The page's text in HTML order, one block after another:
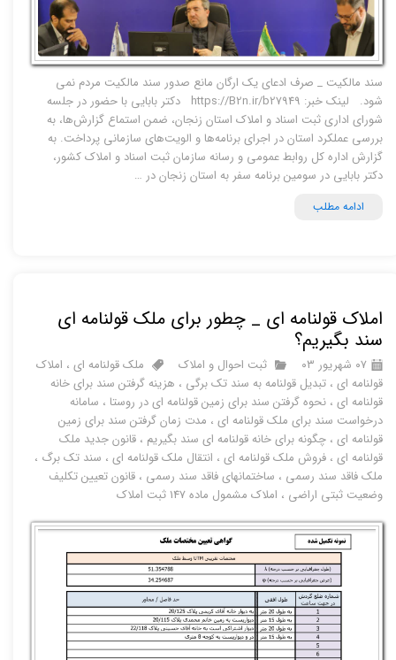
سند مالکیت _ صرف ادعای یک ارگان مانع صدور سند مالکیت مردم نمی
شود. لینک خبر: https://B2n.ir/b27949 دکتر بابایی با حضور در جلسه
شورای اداری ثبت اسناد و املاک استان زنجان، ضمن استماع گزارش‌ها، به
بررسی عملکرد استان در اجرای برنامه‌ها و الویت‌های سازمانی پرداخت. به
گزارش اداره کل روابط عمومی و رسانه سازمان‌ ثبت اسناد و املاک کشور،
دکتر بابایی در سومین برنامه سفر به استان زنجان‌ در …
ادامه مطلب
املاک قولنامه ای _ چطور برای ملک قولنامه ای
سند بگیریم؟
۰۷ شهریور ۰۳ ثبت احوال و املاک ملک قولنامه ای ، املاک
قولنامه ای ،تبدیل قولنامه به سند تک برگی ، هزینه گرفتن سند برای خانه
قولنامه ای ،نحوه گرفتن سند برای زمین قولنامه ای در روستا ، سامانه
درخواست سند برای ملک قولنامه ای ، مدت زمان گرفتن سند برای زمین
قولنامه ای ،چگونه برای خانه قولنامه ای سند بگیریم ،قانون جدید ملک
قولنامه ای ،فروش ملک قولنامه ای ، انتقال ملک قولنامه ای ، سند تک برگ ،
ملک فاقد سند رسمی ، ساختمانهای فاقد سند رسمی ،قانون تعیین تکلیف
وضعیت ثبتی اراضی ، املاک مشمول ماده 147 ثبت املاک